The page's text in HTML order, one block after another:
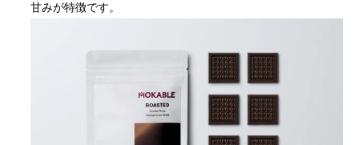
甘みが特徴です。